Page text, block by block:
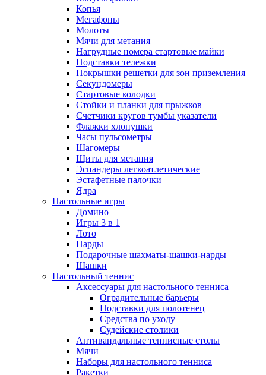
Копья
Мегафоны
Молоты
Мячи для метания
Нагрудные номера стартовые майки
Подставки тележки
Покрышки решетки для зон приземления
Секундомеры
Стартовые колодки
Стойки и планки для прыжков
Счетчики кругов тумбы указатели
Флажки хлопушки
Часы пульсометры
Шагомеры
Щиты для метания
Эспандеры легкоатлетические
Эстафетные палочки
Ядра
Настольные игры
Домино
Игры 3 в 1
Лото
Нарды
Подарочные шахматы-шашки-нарды
Шашки
Настольный теннис
Аксессуары для настольного тенниса
Оградительные барьеры
Подставки для полотенец
Средства по уходу
Судейские столики
Антивандальные теннисные столы
Мячи
Наборы для настольного тенниса
Ракетки